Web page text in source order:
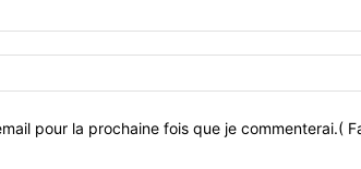
pour la prochaine fois que je commenterai.(